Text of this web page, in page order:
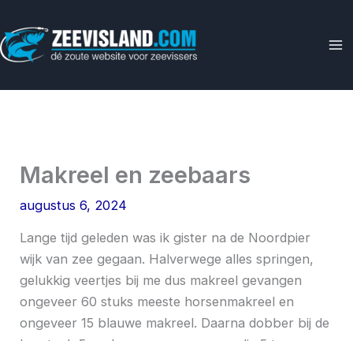
naar
de
Makreel en zeebaars
augustus 6, 2024
Lange tijd geleden was ik gister na de Noordpier
wijk van zee gegaan. Halverwege alles springen,
gelukkig veertjes bij me dus makreel gevangen
ongeveer 60 stuks meeste horsenmakreel en
ongeveer 15 blauwe makreel. Daarna dobber bij de